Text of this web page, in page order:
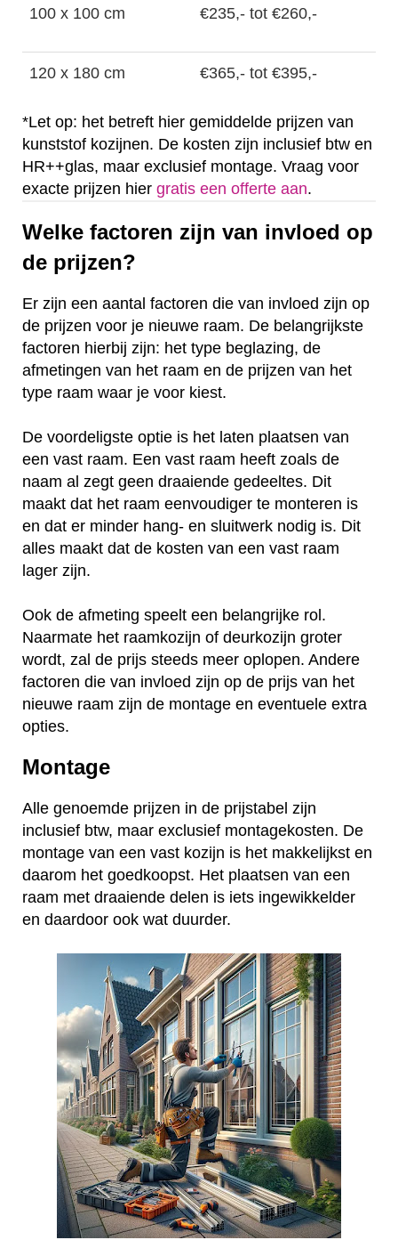
100 x 100 cm €235,- tot €260,-
120 x 180 cm €365,- tot €395,-
*Let op: het betreft hier gemiddelde prijzen van
kunststof kozijnen. De kosten zijn inclusief btw en
HR++glas, maar exclusief montage. Vraag voor
exacte prijzen hier gratis een offerte aan.
Welke factoren zijn van invloed op
de prijzen?
Er zijn een aantal factoren die van invloed zijn op
de prijzen voor je nieuwe raam. De belangrijkste
factoren hierbij zijn: het type beglazing, de
afmetingen van het raam en de prijzen van het
type raam waar je voor kiest.
De voordeligste optie is het laten plaatsen van
een vast raam. Een vast raam heeft zoals de
naam al zegt geen draaiende gedeeltes. Dit
maakt dat het raam eenvoudiger te monteren is
en dat er minder hang- en sluitwerk nodig is. Dit
alles maakt dat de kosten van een vast raam
lager zijn.
Ook de afmeting speelt een belangrijke rol.
Naarmate het raamkozijn of deurkozijn groter
wordt, zal de prijs steeds meer oplopen. Andere
factoren die van invloed zijn op de prijs van het
nieuwe raam zijn de montage en eventuele extra
opties.
Montage
Alle genoemde prijzen in de prijstabel zijn
inclusief btw, maar exclusief montagekosten. De
montage van een vast kozijn is het makkelijkst en
daarom het goedkoopst. Het plaatsen van een
raam met draaiende delen is iets ingewikkelder
en daardoor ook wat duurder.